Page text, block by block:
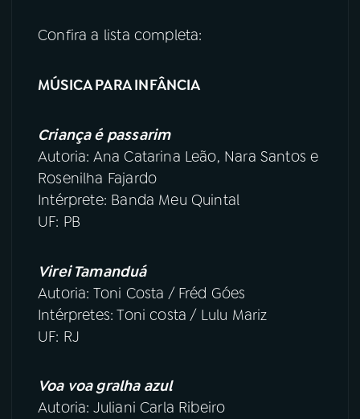
YouTube Facebook
Instagram
TikTok
Confira a lista completa:
MÚSICA PARA INFÂNCIA
Criança é passarim
Autoria: Ana Catarina Leão, Nara Santos e
Rosenilha Fajardo
Intérprete: Banda Meu Quintal
UF: PB
Virei Tamanduá
Autoria: Toni Costa / Fréd Góes
Intérpretes: Toni costa / Lulu Mariz
UF: RJ
Voa voa gralha azul
Autoria: Juliani Carla Ribeiro